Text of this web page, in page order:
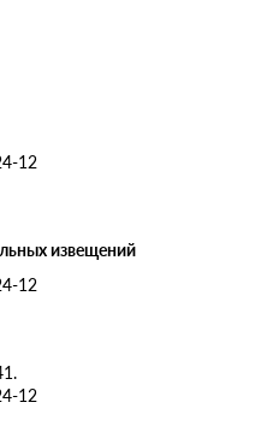
12
извещений
12
12